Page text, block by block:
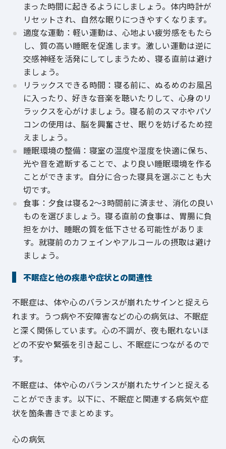
まった時間に起きるようにしましょう。体内時計が
リセットされ、自然な眠りにつきやすくなります。
適度な運動：軽い運動は、心地よい疲労感をもたら
し、質の高い睡眠を促進します。激しい運動は逆に
交感神経を活発にしてしまうため、寝る直前は避け
ましょう。
リラックスできる時間：寝る前に、ぬるめのお風呂
に入ったり、好きな音楽を聴いたりして、心身のリ
ラックスを心がけましょう。寝る前のスマホやパソ
コンの使用は、脳を興奮させ、眠りを妨げるため控
えましょう。
睡眠環境の整備：寝室の温度や湿度を快適に保ち、
光や音を遮断することで、より良い睡眠環境を作る
ことができます。自分に合った寝具を選ぶことも大
切です。
食事：夕食は寝る2～3時間前に済ませ、消化の良い
ものを選びましょう。寝る直前の食事は、胃腸に負
担をかけ、睡眠の質を低下させる可能性がありま
す。就寝前のカフェインやアルコールの摂取は避け
ましょう。
不眠症と他の疾患や症状との関連性
不眠症は、体や心のバランスが崩れたサインと捉えら
れます。うつ病や不安障害などの心の病気は、不眠症
と深く関係しています。心の不調が、夜も眠れないほ
どの不安や緊張を引き起こし、不眠症につながるので
す。
不眠症は、体や心のバランスが崩れたサインと捉える
ことができます。以下に、不眠症と関連する病気や症
状を箇条書きでまとめます。
心の病気